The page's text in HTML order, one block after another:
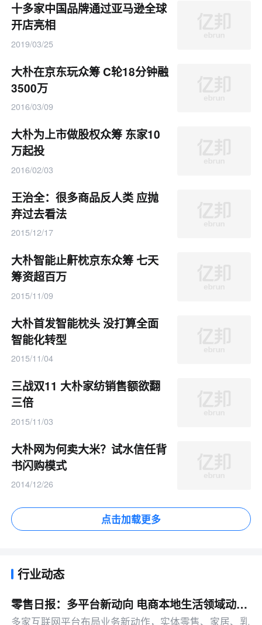
十多家中国品牌通过亚马逊全球
开店亮相
2019/03/25
大朴在京东玩众筹 C轮18分钟融
3500万
2016/03/09
大朴为上市做股权众筹 东家10
万起投
2016/02/03
王治全：很多商品反人类 应抛
弃过去看法
2015/12/17
大朴智能止鼾枕京东众筹 七天
筹资超百万
2015/11/09
大朴首发智能枕头 没打算全面
智能化转型
2015/11/04
三战双11 大朴家纺销售额欲翻
三倍
2015/11/03
大朴网为何卖大米？试水信任背
书闪购模式
2014/12/26
点击加载更多
行业动态
零售日报：多平台新动向 电商本地生活领域动作集中释放
多家互联网平台布局业务新动作，实体零售、家居、乳